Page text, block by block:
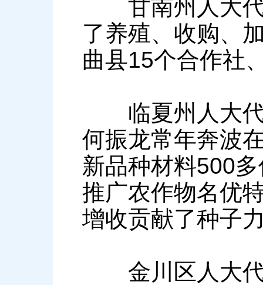
甘南州人大代
了养殖、收购、
曲县15个合作社
临夏州人大代
何振龙常年奔波
新品种材料500
推广农作物名优
增收贡献了种子
金川区人大代